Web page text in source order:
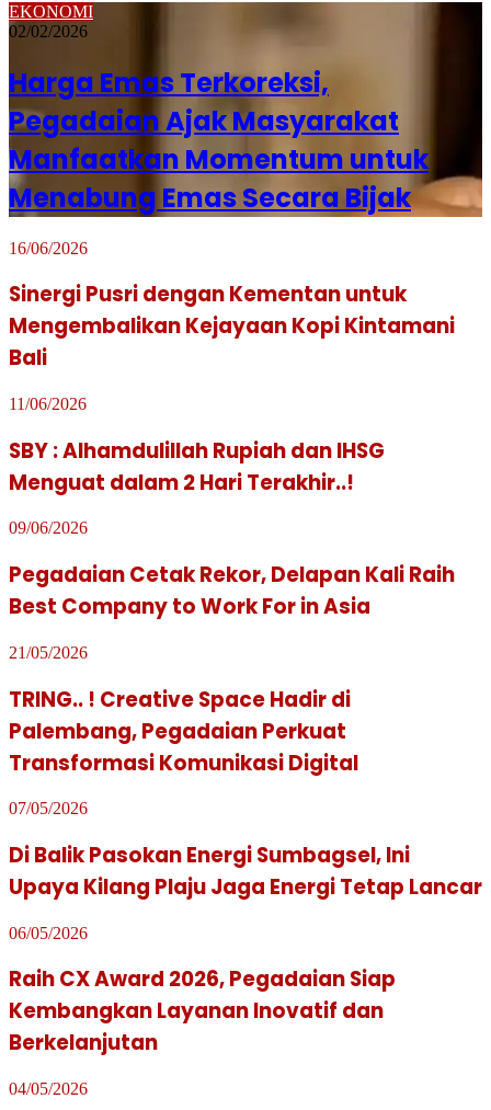
EKONOMI
02/02/2026
Harga Emas Terkoreksi,
Pegadaian Ajak Masyarakat
Manfaatkan Momentum untuk
Menabung Emas Secara Bijak
16/06/2026
Sinergi Pusri dengan Kementan untuk
Mengembalikan Kejayaan Kopi Kintamani
Bali
11/06/2026
SBY : Alhamdulillah Rupiah dan IHSG
Menguat dalam 2 Hari Terakhir..!
09/06/2026
Pegadaian Cetak Rekor, Delapan Kali Raih
Best Company to Work For in Asia
21/05/2026
TRING.. ! Creative Space Hadir di
Palembang, Pegadaian Perkuat
Transformasi Komunikasi Digital
07/05/2026
Di Balik Pasokan Energi Sumbagsel, Ini
Upaya Kilang Plaju Jaga Energi Tetap Lancar
06/05/2026
Raih CX Award 2026, Pegadaian Siap
Kembangkan Layanan Inovatif dan
Berkelanjutan
04/05/2026